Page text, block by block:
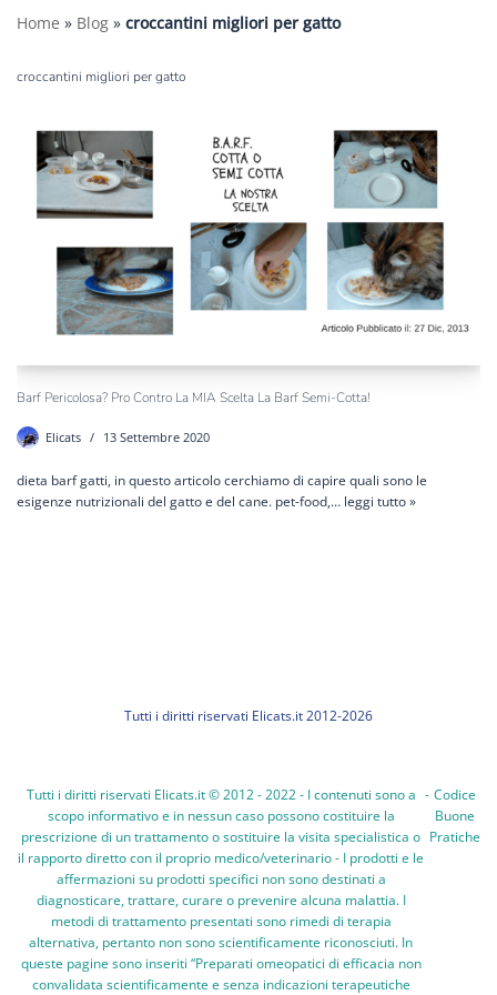
Home » Blog » croccantini migliori per gatto
croccantini migliori per gatto
Barf Pericolosa? Pro Contro La MIA Scelta La Barf Semi-Cotta!
Elicats 13 Settembre 2020
dieta barf gatti, in questo articolo cerchiamo di capire quali sono le
esigenze nutrizionali del gatto e del cane. pet-food,… leggi tutto »
Tutti i diritti riservati Elicats.it 2012-2026
Tutti i diritti riservati Elicats.it © 2012 - 2022 - I contenuti sono a
scopo informativo e in nessun caso possono costituire la
prescrizione di un trattamento o sostituire la visita specialistica o
il rapporto diretto con il proprio medico/veterinario - I prodotti e le
affermazioni su prodotti specifici non sono destinati a
diagnosticare, trattare, curare o prevenire alcuna malattia. I
metodi di trattamento presentati sono rimedi di terapia
alternativa, pertanto non sono scientificamente riconosciuti. In
queste pagine sono inseriti “Preparati omeopatici di efficacia non
convalidata scientificamente e senza indicazioni terapeutiche
- Codice
Buone
Pratiche